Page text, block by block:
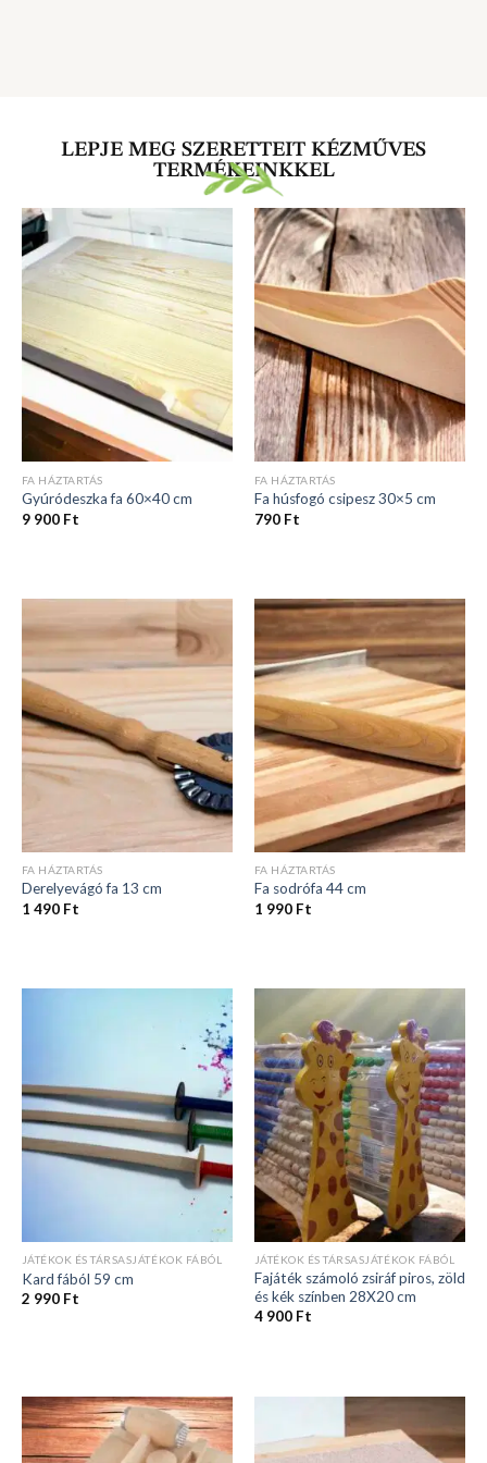
LEPJE MEG SZERETTEIT KÉZMŰVES
TERMÉKEINKKEL
FA HÁZTARTÁS
Gyúródeszka fa 60×40 cm
9 900 Ft
FA HÁZTARTÁS
Fa húsfogó csipesz 30×5 cm
790 Ft
FA HÁZTARTÁS
Derelyevágó fa 13 cm
1 490 Ft
FA HÁZTARTÁS
Fa sodrófa 44 cm
1 990 Ft
JÁTÉKOK ÉS TÁRSASJÁTÉKOK FÁBÓL
Kard fából 59 cm
2 990 Ft
JÁTÉKOK ÉS TÁRSASJÁTÉKOK FÁBÓL
Fajáték számoló zsiráf piros, zöld
és kék színben 28X20 cm
4 900 Ft